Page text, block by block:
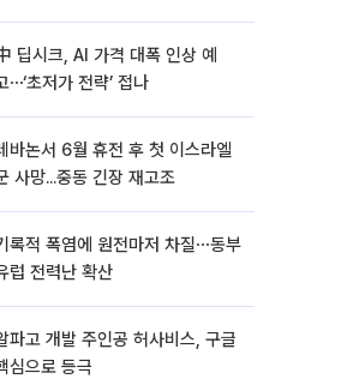
딥시크, AI 가격 대폭 인상 예
⋯‘초저가 전략’ 접나
바논서 6월 휴전 후 첫 이스라엘
사망...중동 긴장 재고조
록적 폭염에 원전마저 차질⋯동부
럽 전력난 확산
파고 개발 주인공 허사비스, 구글
심으로 등극